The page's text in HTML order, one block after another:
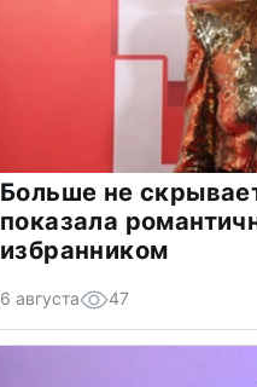
Больше не
показала
избранником
6 августа 47